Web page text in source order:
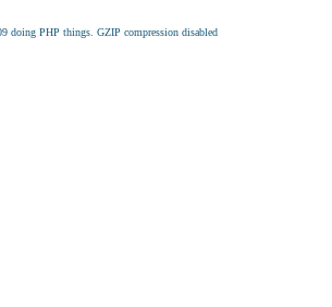
doing PHP things. GZIP compression disabled